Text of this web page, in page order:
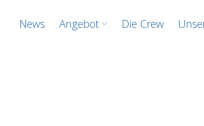
News Angebot Die Crew